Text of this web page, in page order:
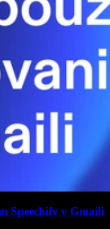
Speechify v Gmaili